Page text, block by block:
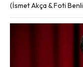
(İsmet Akça & Foti